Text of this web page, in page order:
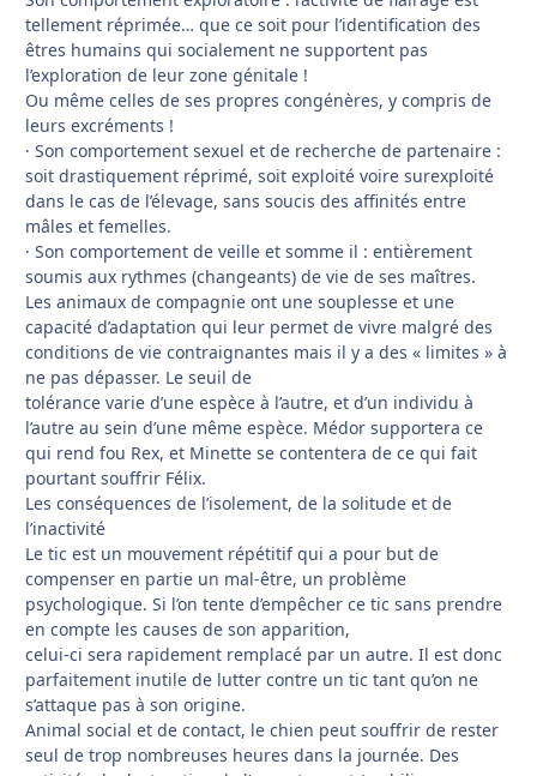
tellement réprimée… que ce soit pour l’identification des
êtres humains qui socialement ne supportent pas
l’exploration de leur zone génitale !
Ou même celles de ses propres congénères, y compris de
leurs excréments !
· Son comportement sexuel et de recherche de partenaire :
soit drastiquement réprimé, soit exploité voire surexploité
dans le cas de l’élevage, sans soucis des affinités entre
mâles et femelles.
· Son comportement de veille et somme il : entièrement
soumis aux rythmes (changeants) de vie de ses maîtres.
Les animaux de compagnie ont une souplesse et une
capacité d’adaptation qui leur permet de vivre malgré des
conditions de vie contraignantes mais il y a des « limites » à
ne pas dépasser. Le seuil de
tolérance varie d’une espèce à l’autre, et d’un individu à
l’autre au sein d’une même espèce. Médor supportera ce
qui rend fou Rex, et Minette se contentera de ce qui fait
pourtant souffrir Félix.
Les conséquences de l’isolement, de la solitude et de
l’inactivité
Le tic est un mouvement répétitif qui a pour but de
compenser en partie un mal-être, un problème
psychologique. Si l’on tente d’empêcher ce tic sans prendre
en compte les causes de son apparition,
celui-ci sera rapidement remplacé par un autre. Il est donc
parfaitement inutile de lutter contre un tic tant qu’on ne
s’attaque pas à son origine.
Animal social et de contact, le chien peut souffrir de rester
seul de trop nombreuses heures dans la journée. Des